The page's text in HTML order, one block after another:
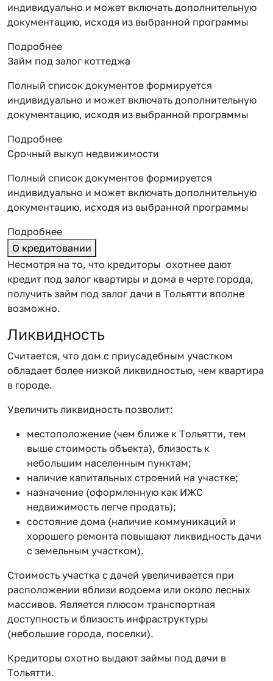
индивидуально и может включать дополнительную
документацию, исходя из выбранной программы
Подробнее
Займ под залог коттеджа
Полный список документов формируется
индивидуально и может включать дополнительную
документацию, исходя из выбранной программы
Подробнее
Срочный выкуп недвижимости
Полный список документов формируется
индивидуально и может включать дополнительную
документацию, исходя из выбранной программы
Подробнее
О кредитовании
Несмотря на то, что кредиторы охотнее дают
кредит под залог квартиры и дома в черте города,
получить займ под залог дачи в Тольятти вполне
возможно.
Ликвидность
Считается, что дом с приусадебным участком
обладает более низкой ликвидностью, чем квартира
в городе.
Увеличить ликвидность позволит:
местоположение (чем ближе к Тольятти, тем
выше стоимость объекта), близость к
небольшим населенным пунктам;
наличие капитальных строений на участке;
назначение (оформленную как ИЖС
недвижимость легче продать);
состояние дома (наличие коммуникаций и
хорошего ремонта повышают ликвидность дачи
с земельным участком).
Стоимость участка с дачей увеличивается при
расположении вблизи водоема или около лесных
массивов. Является плюсом транспортная
доступность и близость инфраструктуры
(небольшие города, поселки).
Кредиторы охотно выдают займы под дачи в
Тольятти.